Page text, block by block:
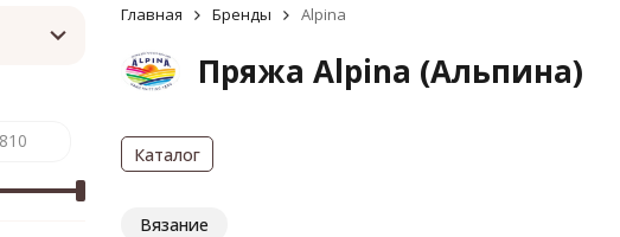
Главная Бренды Alpina
Пряжа Alpina (Альпина)
Каталог
Вязание